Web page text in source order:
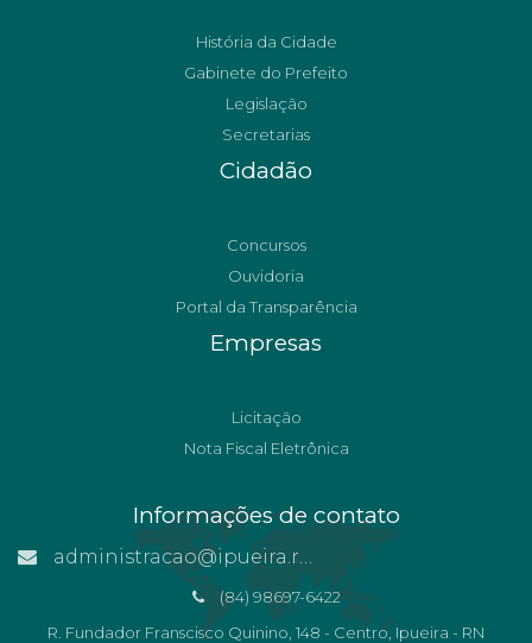
História da Cidade
Gabinete do Prefeito
Legislação
Secretarias
Cidadão
Concursos
Ouvidoria
Portal da Transparência
Empresas
Licitação
Nota Fiscal Eletrônica
Informações de contato
administracao@ipueira.rn.gov.br
(84) 98697-6422
R. Fundador Franscisco Quinino, 148 - Centro, Ipueira - RN